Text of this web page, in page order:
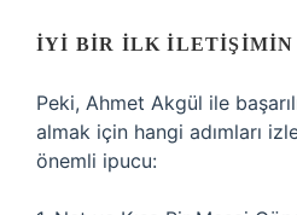
İYI BIR İLK İLETIŞIMIN
Peki, Ahmet Akgül ile
almak için hangi adımları
önemli ipucu: